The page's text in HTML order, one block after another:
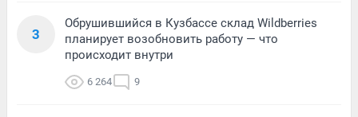
3
Обрушившийся в Кузбассе склад Wildberries
планирует возобновить работу — что
происходит внутри
6 264 9